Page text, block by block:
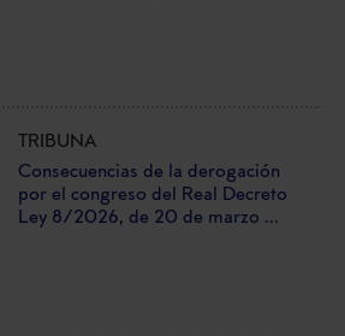
TRIBUNA
Consecuencias de la derogación
por el congreso del Real Decreto
Ley 8/2026, de 20 de marzo ...